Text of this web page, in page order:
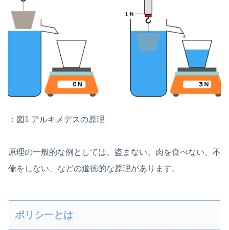
：図1 アルキメデスの原理
原理の一般的な例としては、盗まない、肉を食べない、不
倫をしない、などの道徳的な原理があります。
ポリシーとは